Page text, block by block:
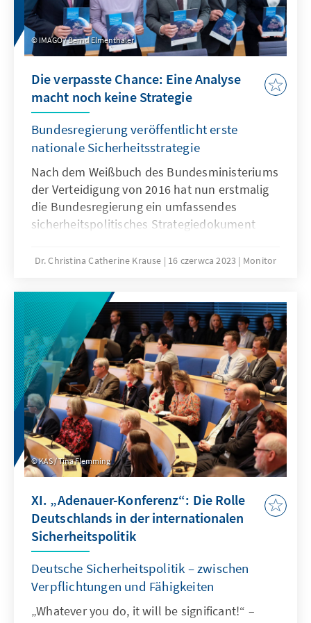
IMAGO / Bernd Elmenthaler
Die verpasste Chance: Eine Analyse
macht noch keine Strategie
Bundesregierung veröffentlicht erste
nationale Sicherheitsstrategie
Nach dem Weißbuch des Bundesministeriums
der Verteidigung von 2016 hat nun erstmalig
die Bundesregierung ein umfassendes
sicherheitspolitisches Strategiedokument
Federführung, weitere Bundesministerien, wie
den Entstehungsprozess eingebunden. Die
am 14. Juni 2023 veröffentlichte Nationale
Sicherheitsstrategie fällt in eine Zeit multipler
Krisen und Konflikte: Russland greift nicht nur
die Ukraine an, sondern richtet seine
Aggressionen gegen die gesamte freie
demokratische Welt. Erfüllt die alle Ziele?
Dr. Christina Catherine Krause 16 czerwca 2023 Monitor
KAS / Tina Flemming
XI. „Adenauer-Konferenz“: Die Rolle
Deutschlands in der internationalen
Sicherheitspolitik
Deutsche Sicherheitspolitik – zwischen
Verpflichtungen und Fähigkeiten
„Whatever you do, it will be significant!“ –